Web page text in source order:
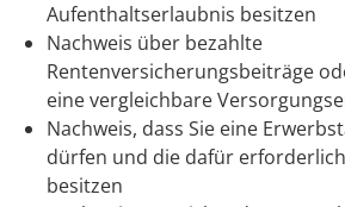
Aufenthaltserlaubnis besitzen
Nachweis über bezahlte
Rentenversicherungsbeiträge
eine vergleichbare
Nachweis, dass Sie eine
dürfen und die dafür
besitzen